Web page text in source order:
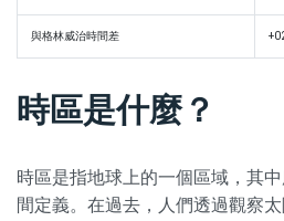
與格林威治時間差
時區是什麼？
時區是指地球上的一個區域，其
間定義。在過去，人們透過觀察